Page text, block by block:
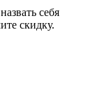
себя
скидку.